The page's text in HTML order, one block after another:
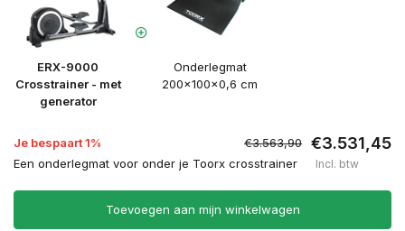
ERX-9000
Crosstrainer - met
generator
Onderlegmat
200x100x0,6 cm
Je bespaart 1% €3.563,90 €3.531,45
Een onderlegmat voor onder je Toorx crosstrainer Incl. btw
Toevoegen aan mijn winkelwagen